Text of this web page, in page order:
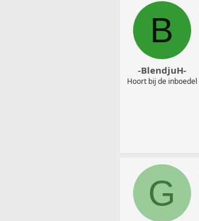
B
-BlendjuH-
Hoort bij de inboedel
G